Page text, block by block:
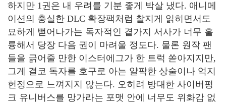
하지만 1권은 내 우려를 기분 좋게 박살 냈다. 애니메
이션의 충실한 DLC 확장팩처럼 찰지게 읽히면서도
묘하게 뻗어나가는 독자적인 곁가지 서사가 너무 훌
륭해서 당장 다음 권이 마려울 정도다. 물론 원작 팬
들을 긁어줄 만한 이스터에그가 한 트럭 쏟아지지만,
그게 결코 독자를 호구로 아는 얄팍한 상술이나 억지
헌정으로 느껴지지 않는다. 오히려 방대한 사이버펑
크 유니버스를 망가라는 포맷 안에 너무도 위화감 없